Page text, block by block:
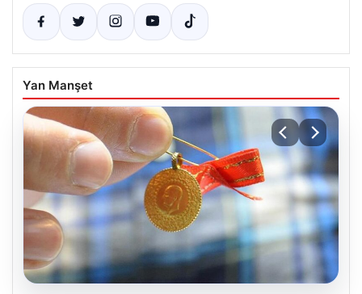
Yan Manşet